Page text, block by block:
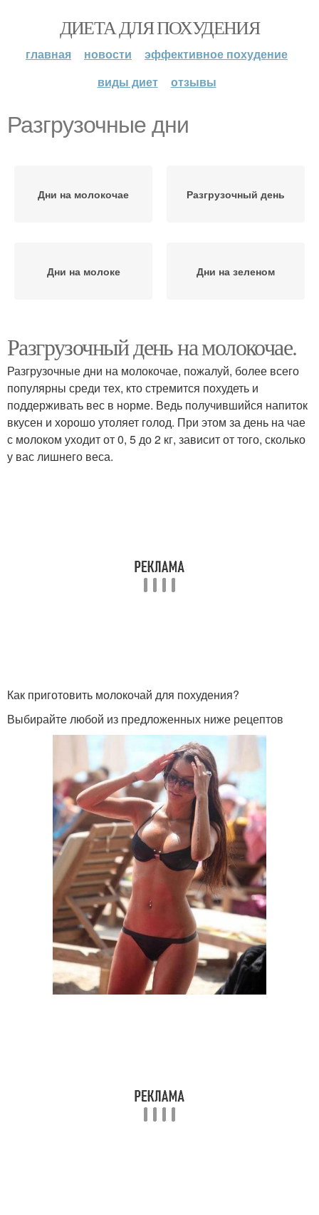
ДИЕТА ДЛЯ ПОХУДЕНИЯ
главная новости
эффективное похудение
виды диет
отзывы
Разгрузочные дни
Дни на молокочае Разгрузочный день
Дни на молоке Дни на зеленом
Разгрузочный день на молокочае.
Разгрузочные дни на молокочае, пожалуй, более всего
популярны среди тех, кто стремится похудеть и
поддерживать вес в норме. Ведь получившийся напиток
вкусен и хорошо утоляет голод. При этом за день на чае
с молоком уходит от 0, 5 до 2 кг, зависит от того, сколько
у вас лишнего веса.
Как приготовить молокочай для похудения?
Выбирайте любой из предложенных ниже рецептов